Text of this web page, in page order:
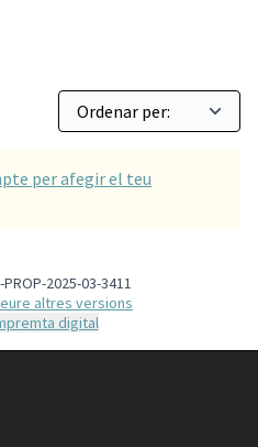
per afegir el teu
2025-03-3411
veure altres versions
digital
a GitHub